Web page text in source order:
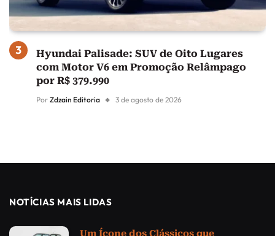
Hyundai Palisade: SUV de Oito Lugares
com Motor V6 em Promoção Relâmpago
por R$ 379.990
Por Zdzain Editoria 3 de agosto de 2026
NOTÍCIAS MAIS LIDAS
Um Ícone dos Clássicos que